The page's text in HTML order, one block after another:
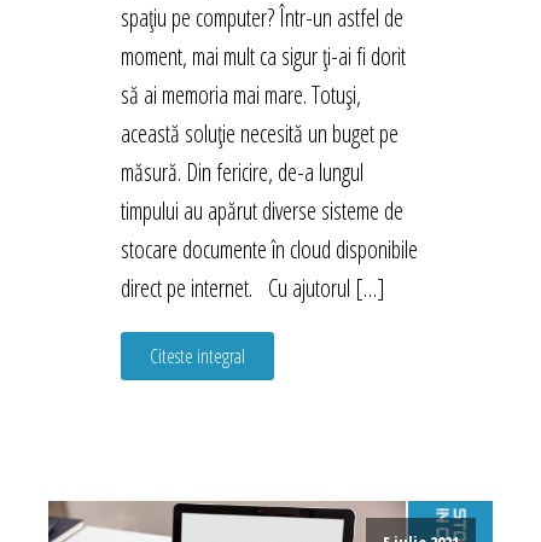
spațiu pe computer? Într-un astfel de
moment, mai mult ca sigur ți-ai fi dorit
să ai memoria mai mare. Totuși,
această soluție necesită un buget pe
măsură. Din fericire, de-a lungul
timpului au apărut diverse sisteme de
stocare documente în cloud disponibile
direct pe internet. Cu ajutorul […]
Citeste integral